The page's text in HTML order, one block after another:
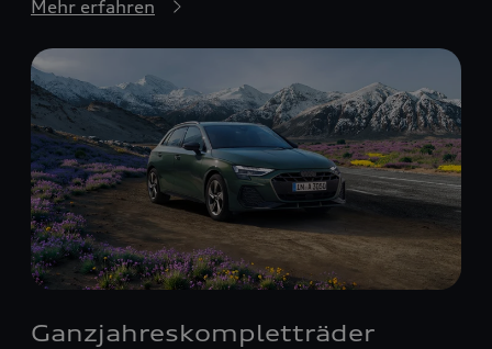
Mehr erfahren
Ganzjahreskompletträder